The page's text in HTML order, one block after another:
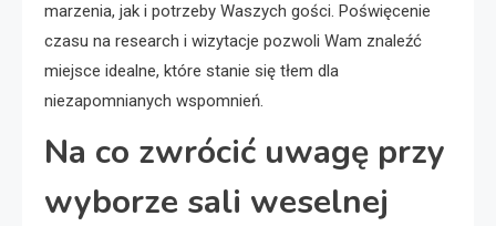
marzenia, jak i potrzeby Waszych gości. Poświęcenie
czasu na research i wizytacje pozwoli Wam znaleźć
miejsce idealne, które stanie się tłem dla
niezapomnianych wspomnień.
Na co zwrócić uwagę przy
wyborze sali weselnej